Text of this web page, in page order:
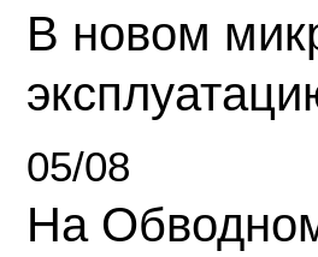
В новом
05/08
На